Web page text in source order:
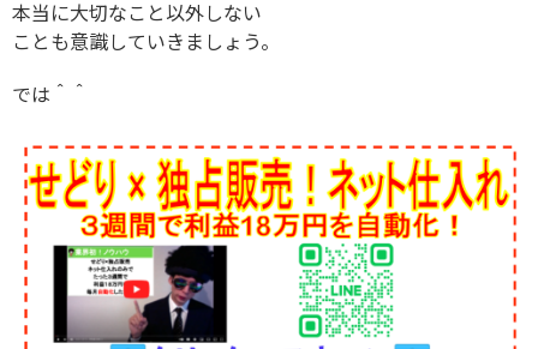
本当に大切なこと以外しない
ことも意識していきましょう。
では＾＾